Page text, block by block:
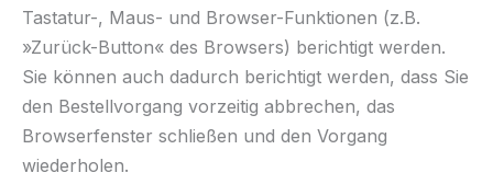
Tastatur-, Maus- und Browser-Funktionen (z.B.
»Zurück-Button« des Browsers) berichtigt werden.
Sie können auch dadurch berichtigt werden, dass Sie
den Bestellvorgang vorzeitig abbrechen, das
Browserfenster schließen und den Vorgang
wiederholen.